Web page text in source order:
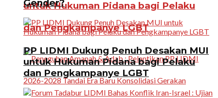
untuk Hukuman Pidana bagi Pelaku
dan Pengkampanye LGBT
Gender?
PP LIDMI Dukung Penuh Desakan MUI
untuk Hukuman Pidana bagi Pelaku
dan Pengkampanye LGBT